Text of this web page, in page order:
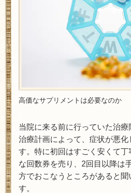
高価なサプリメントは必要なのか
当院に来る前に行っていた治
治療計画によって、症状が悪化
す。特に初回はすごく安くて
な回数券を売り、2回目以降は
方でおこなうところがあると聞
す。